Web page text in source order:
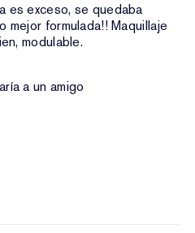
es exceso, se quedaba
mejor formulada!! Maquillaje
modulable.
a un amigo